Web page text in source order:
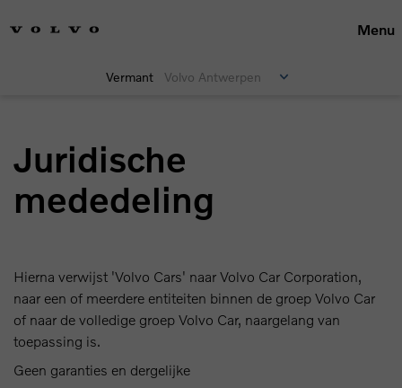
Menu
Vermant Volvo Antwerpen
Juridische
mededeling
Hierna verwijst 'Volvo Cars' naar Volvo Car Corporation,
naar een of meerdere entiteiten binnen de groep Volvo Car
of naar de volledige groep Volvo Car, naargelang van
toepassing is.
Geen garanties en dergelijke